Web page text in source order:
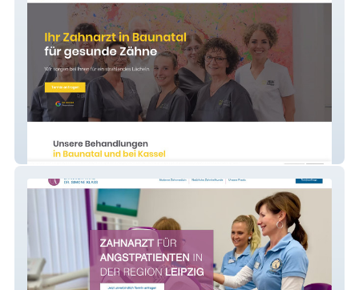
Zielke Zahnärzte